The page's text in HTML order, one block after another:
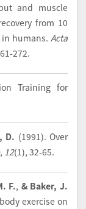
and muscle
from 10
humans. Acta
272.
Training for
D. (1991). Over
, 12(1), 32-65.
F., & Baker, J.
exercise on